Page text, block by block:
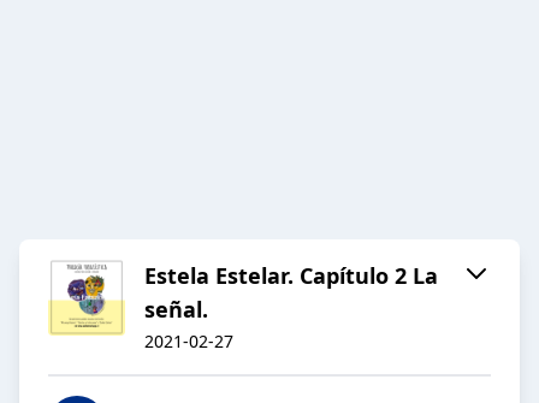
Estela Estelar. Capítulo 2 La
señal.
2021-02-27